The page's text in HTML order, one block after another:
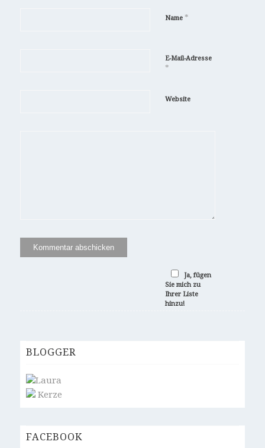
Name *
E-Mail-Adresse
*
Website
Ja, fügen
Sie mich zu
Ihrer Liste
hinzu!
BLOGGER
Laura
Kerze
FACEBOOK